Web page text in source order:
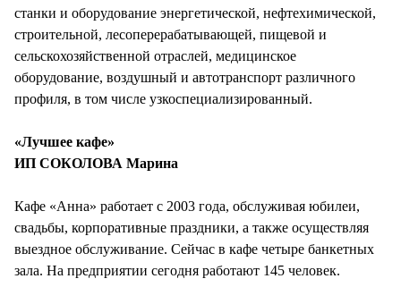
станки и оборудование энергетической, нефтехимической,
строительной, лесоперерабатывающей, пищевой и
сельскохозяйственной отраслей, медицинское
оборудование, воздушный и автотранспорт различного
профиля, в том числе узкоспециализированный.
«Лучшее кафе»
ИП СОКОЛОВА Марина
Кафе «Анна» работает с 2003 года, обслуживая юбилеи,
свадьбы, корпоративные праздники, а также осуществляя
выездное обслуживание. Сейчас в кафе четыре банкетных
зала. На предприятии сегодня работают 145 человек.